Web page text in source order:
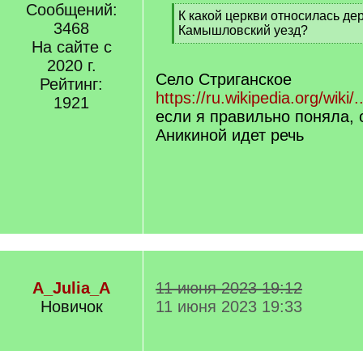
Сообщений:
3468
На сайте с
2020 г.
Рейтинг:
1921
[
q
]
К какой церкви относилась
Камышловский уезд?
[
q
Село Стриганское
https://ru.wikipedia.org/wiki/
если я правильно поняла,
Аникиной идет речь
A_Julia_A
Новичок
11 июня 2023 19:12
11 июня 2023 19:33